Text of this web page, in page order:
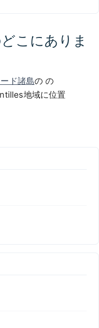
こにありま
ド諸島の の
地域に位置